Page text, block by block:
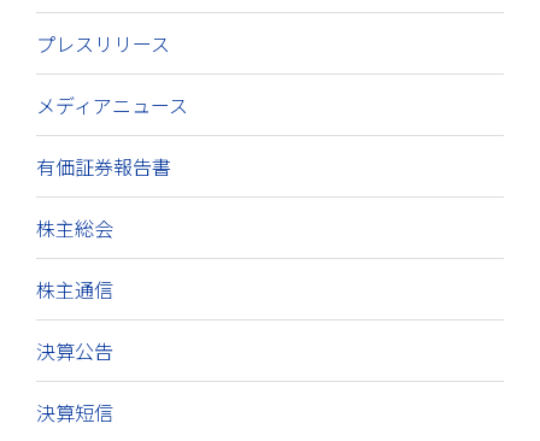
プレスリリース
メディアニュース
有価証券報告書
株主総会
株主通信
決算公告
決算短信